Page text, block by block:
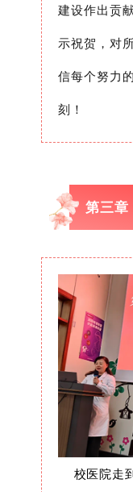
建设作出贡
示祝贺，对
信每个努力
刻！
第三章
校医院走